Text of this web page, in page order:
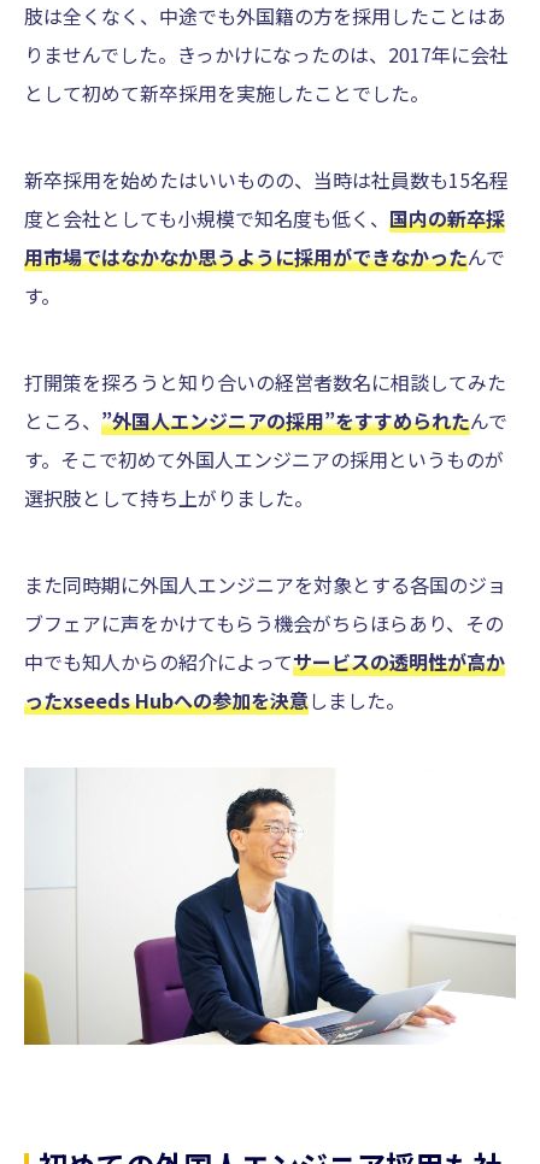
肢は全くなく、中途でも外国籍の方を採用したことはあ
りませんでした。きっかけになったのは、2017年に会社
として初めて新卒採用を実施したことでした。
新卒採用を始めたはいいものの、当時は社員数も15名程
度と会社としても小規模で知名度も低く、 国内の新卒採
用市場ではなかなか思うように採用ができなかったんで
す。
打開策を探ろうと知り合いの経営者数名に相談してみた
ところ、 ”外国人エンジニアの採用”をすすめられたんで
す。そこで初めて外国人エンジニアの採用というものが
選択肢として持ち上がりました。
また同時期に外国人エンジニアを対象とする各国のジョ
ブフェアに声をかけてもらう機会がちらほらあり、その
中でも知人からの紹介によってサービスの透明性が高か
ったxseeds Hubへの参加を決意しました。